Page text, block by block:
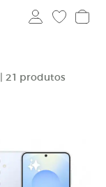
| 21 produtos